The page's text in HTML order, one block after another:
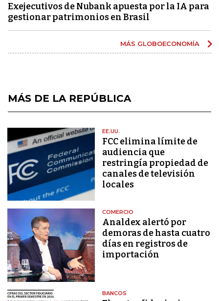
Exejecutivos de Nubank apuesta por la IA para
gestionar patrimonios en Brasil
MÁS GLOBOECONOMÍA
MÁS DE LA REPÚBLICA
EE.UU.
FCC elimina límite de
audiencia que
restringía propiedad de
canales de televisión
locales
COMERCIO
Analdex alertó por
demoras de hasta cuatro
días en registros de
importación
BANCOS